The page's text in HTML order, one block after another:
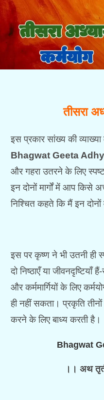
तीसरा
इस प्रकार सांख्य की
Bhagwat Geeta
और गहरा उतरने के लिए
इन दोनों मार्गों में आप किसे
निश्चित कहते कि मैं इन
इस पर कृष्ण ने भी उतनी ही
दो निष्ठाएँ या जीवनदृष्टियाँ
और कर्ममार्गियों के लिए
ही नहीं सकता। प्रकृति
करने के लिए बाध्य करती है।
Bhagwat
।। अथ